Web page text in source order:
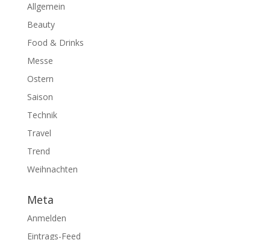
Allgemein
Beauty
Food & Drinks
Messe
Ostern
Saison
Technik
Travel
Trend
Weihnachten
Meta
Anmelden
Eintrags-Feed